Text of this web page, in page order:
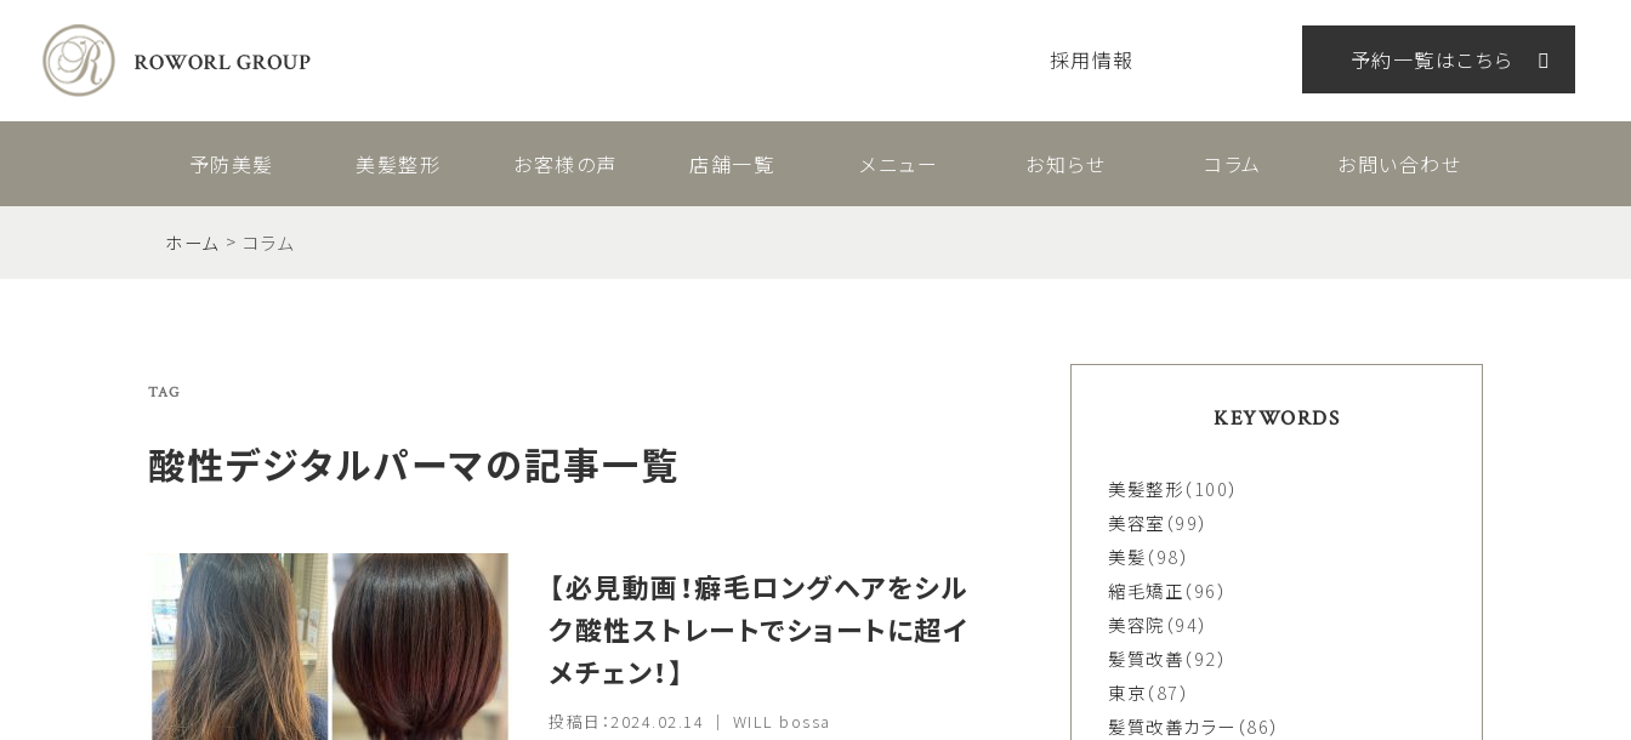
採用情報 予約一覧はこちら
予防美髪 美髪整形 お客様の声 店舗一覧 メニュー お知らせ コラム お問い合わせ
ホーム コラム
TAG
酸性デジタルパーマの記事一覧
【必見動画！癖毛ロングヘアをシル
ク酸性ストレートでショートに超イ
メチェン！】
投稿日：2024.02.14 ｜ WILL bossa
KEYWORDS
美髪整形（100）
美容室 （99）
美髪（98）
縮毛矯正（96）
美容院 （94）
髪質改善（92）
東京（87）
髪質改善カラー （86）